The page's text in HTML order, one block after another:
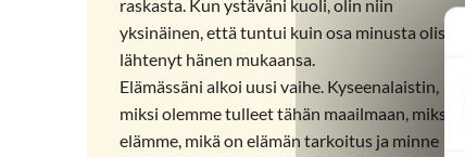
raskasta. Kun ystäväni kuoli, olin niin
yksinäinen, että tuntui kuin osa minusta olisi
lähtenyt hänen mukaansa.
Elämässäni alkoi uusi vaihe. Kyseenalaistin,
miksi olemme tulleet tähän maailmaan, miksi
elämme, mikä on elämän tarkoitus ja minne